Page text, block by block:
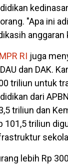
"Apa ini
MPR RI juga
dan DAK.
triliun untuk
dari
triliun dan
101,5 triliun
lebih Rp